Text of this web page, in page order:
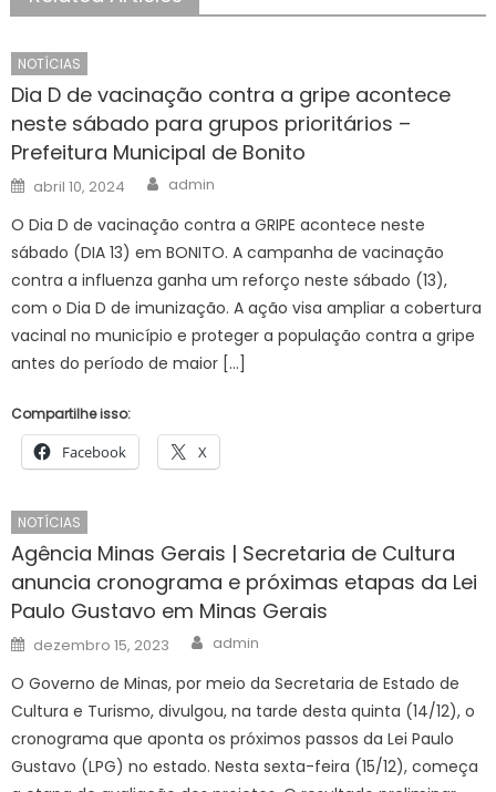
NOTÍCIAS
Dia D de vacinação contra a gripe acontece
neste sábado para grupos prioritários –
Prefeitura Municipal de Bonito
Posted
on
abril 10, 2024 Author
admin
O Dia D de vacinação contra a GRIPE acontece neste
sábado (DIA 13) em BONITO. A campanha de vacinação
contra a influenza ganha um reforço neste sábado (13),
com o Dia D de imunização. A ação visa ampliar a cobertura
vacinal no município e proteger a população contra a gripe
antes do período de maior […]
Compartilhe isso:
Facebook X
NOTÍCIAS
Agência Minas Gerais | Secretaria de Cultura
anuncia cronograma e próximas etapas da Lei
Paulo Gustavo em Minas Gerais
Posted
on
dezembro 15, 2023 Author
admin
O Governo de Minas, por meio da Secretaria de Estado de
Cultura e Turismo, divulgou, na tarde desta quinta (14/12), o
cronograma que aponta os próximos passos da Lei Paulo
Gustavo (LPG) no estado. Nesta sexta-feira (15/12), começa